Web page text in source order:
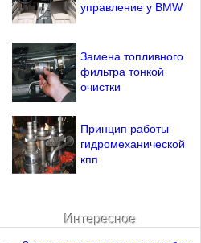
управление у BMW
Замена топливного
фильтра тонкой
очистки
Принцип работы
гидромеханической
кпп
Интересное